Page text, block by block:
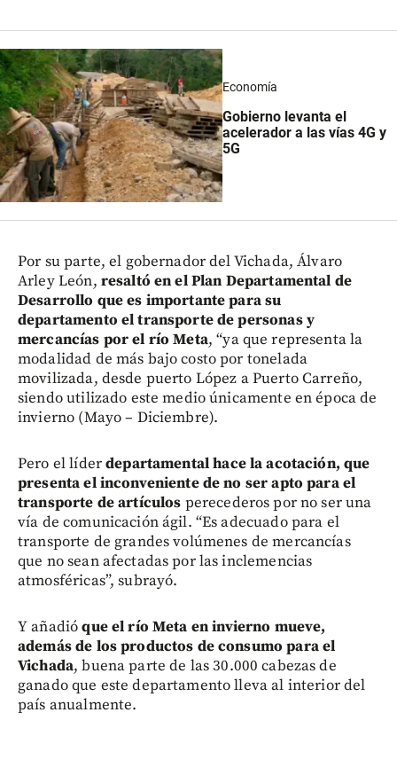
Economía
Gobierno levanta el
acelerador a las vías 4G y
5G
Por su parte, el gobernador del Vichada, Álvaro
Arley León, resaltó en el Plan Departamental de
Desarrollo que es importante para su
departamento el transporte de personas y
mercancías por el río Meta, “ya que representa la
modalidad de más bajo costo por tonelada
movilizada, desde puerto López a Puerto Carreño,
siendo utilizado este medio únicamente en época de
invierno (Mayo – Diciembre).
Pero el líderdepartamental hace la acotación, que
presenta el inconveniente de no ser apto para el
transporte de artículos perecederos por no ser una
vía de comunicación ágil. “Es adecuado para el
transporte de grandes volúmenes de mercancías
que no sean afectadas por las inclemencias
atmosféricas”, subrayó.
Y añadióque el río Meta en invierno mueve,
además de los productos de consumo para el
Vichada, buena parte de las 30.000 cabezas de
ganado que este departamento lleva al interior del
país anualmente.